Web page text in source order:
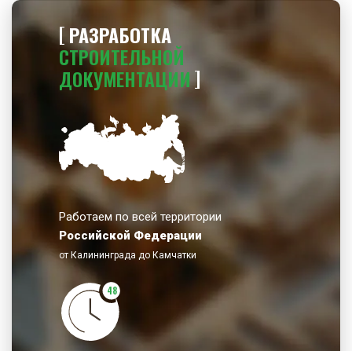
РАЗРАБОТКА
СТРОИТЕЛЬНОЙ
ДОКУМЕНТАЦИИ
Работаем по всей территории
Российской Федерации
от Калининграда до Камчатки
48